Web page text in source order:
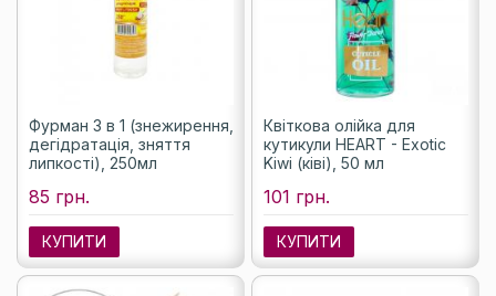
Фурман 3 в 1 (знежирення,
дегідратація, зняття
липкості), 250мл
85 грн.
КУПИТИ
Квіткова олійка для
кутикули HEART - Exotic
Kiwi (ківі), 50 мл
101 грн.
КУПИТИ